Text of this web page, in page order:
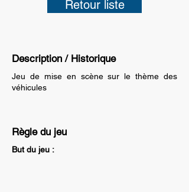
Retour liste
Description / Historique
Jeu de mise en scène sur le thème des
véhicules
Règle du jeu
But du jeu :